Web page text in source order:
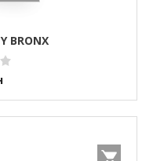
BRONX